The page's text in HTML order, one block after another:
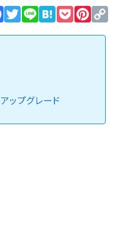
Facebook
Twitter
Line HatenaPocket
ップグレード